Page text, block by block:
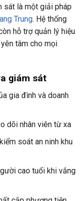
sát là một giải pháp
Trung. Hệ thống
hỗ trợ quản lý hiệu
tâm cho mọi
giám sát
gia đình và doanh
dõi nhân viên từ xa
soát an ninh khu
cao tuổi khi vắng